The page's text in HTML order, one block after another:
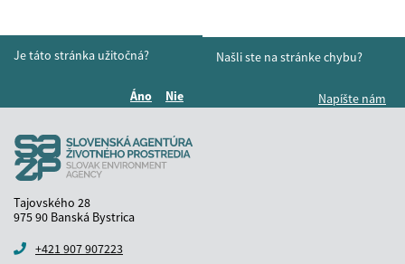
Je táto stránka užitočná?
Áno
Boli tieto informácie pre vás užitočné?
Nie
Boli tieto informácie pre vás užitočné?
Našli ste na stránke chybu?
Napíšte nám
Tajovského 28
975 90 Banská Bystrica
+421 907 907223